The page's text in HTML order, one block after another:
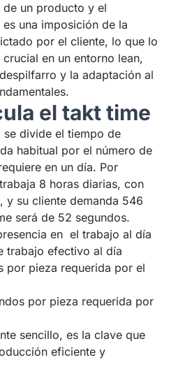
un producto y el
una imposición de la
por el cliente, lo que lo
en un entorno lean,
y la adaptación al
el takt time
se divide el tiempo de
habitual por el número de
en un día. Por
8 horas diarias, con
y su cliente demanda 546
será de 52 segundos.
en el trabajo al día
trabajo efectivo al día
por pieza requerida por el
por pieza requerida por
sencillo, es la clave que
eficiente y